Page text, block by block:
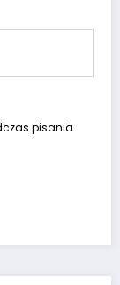
pisania